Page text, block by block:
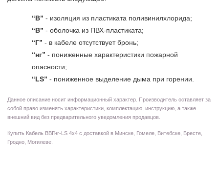
“В” - изоляция из пластиката поливинилхлорида;
“В” - оболочка из ПВХ-пластиката;
“Г” - в кабеле отсутствует бронь;
“нг” - пониженные характеристики пожарной
опасности;
“LS” - пониженное выделение дыма при горении.
Данное описание носит информационный характер. Производитель оставляет за
собой право изменять характеристики, комплектацию, инструкцию, а также
внешний вид без предварительного уведомления продавцов.
Купить Кабель ВВГнг-LS 4х4 с доставкой в Минске, Гомеле, Витебске, Бресте,
Гродно, Могилеве.